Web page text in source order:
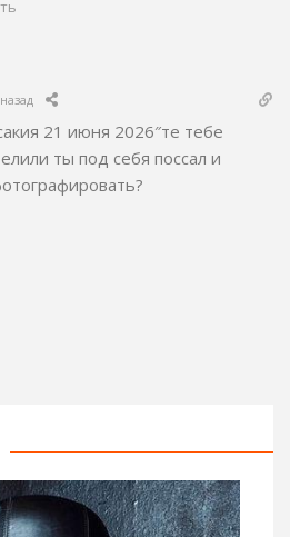
21 июня 2026″те тебе
ты под себя поссал и